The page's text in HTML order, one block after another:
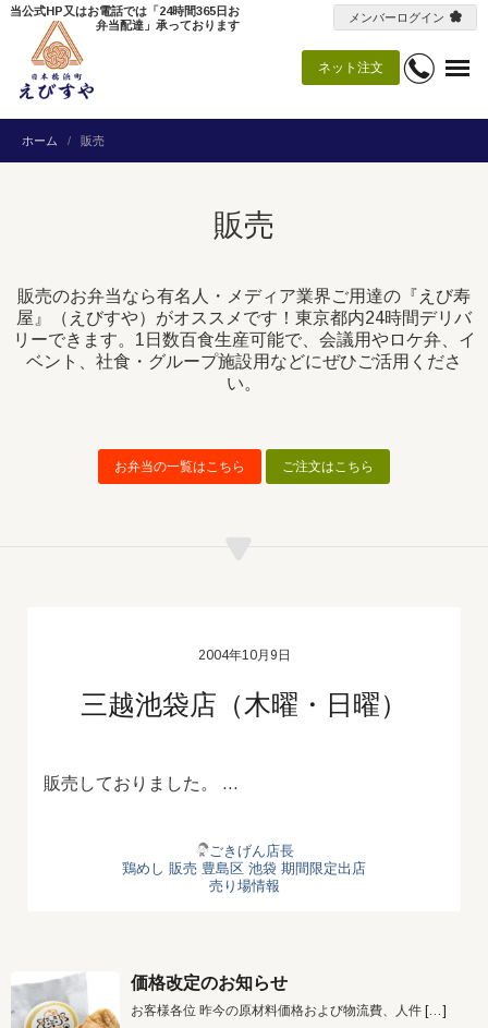
ネット注文
当公式HP又はお電話では「24時間365日お
弁当配達」承っております
メンバーログイン
ホーム 販売
販売
販売のお弁当なら有名人・メディア業界ご用達の『えび寿
屋』（えびすや）がオススメです！東京都内24時間デリバ
リーできます。1日数百食生産可能で、会議用やロケ弁、イ
ベント、社食・グループ施設用などにぜひご活用くださ
い。
お弁当の一覧はこちら ご注文はこちら
2004年10月9日
三越池袋店（木曜・日曜）
販売しておりました。 …
ごきげん店長
鶏めし 販売 豊島区 池袋 期間限定出店
売り場情報
価格改定のお知らせ
お客様各位 昨今の原材料価格および物流費、人件 […]